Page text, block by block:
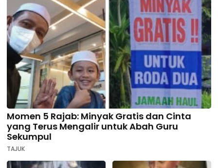
Momen 5 Rajab: Minyak Gratis dan Cinta
yang Terus Mengalir untuk Abah Guru
Sekumpul
TAJUK